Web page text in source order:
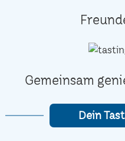
Gemeinsam
Dein